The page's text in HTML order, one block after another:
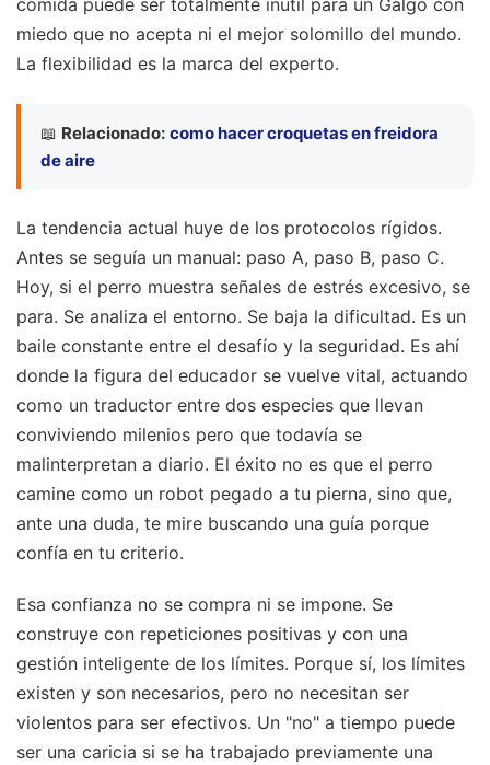
comida puede ser totalmente inútil para un Galgo con
miedo que no acepta ni el mejor solomillo del mundo.
La flexibilidad es la marca del experto.
📖 Relacionado: como hacer croquetas en freidora
de aire
La tendencia actual huye de los protocolos rígidos.
Antes se seguía un manual: paso A, paso B, paso C.
Hoy, si el perro muestra señales de estrés excesivo, se
para. Se analiza el entorno. Se baja la dificultad. Es un
baile constante entre el desafío y la seguridad. Es ahí
donde la figura del educador se vuelve vital, actuando
como un traductor entre dos especies que llevan
conviviendo milenios pero que todavía se
malinterpretan a diario. El éxito no es que el perro
camine como un robot pegado a tu pierna, sino que,
ante una duda, te mire buscando una guía porque
confía en tu criterio.
Esa confianza no se compra ni se impone. Se
construye con repeticiones positivas y con una
gestión inteligente de los límites. Porque sí, los límites
existen y son necesarios, pero no necesitan ser
violentos para ser efectivos. Un "no" a tiempo puede
ser una caricia si se ha trabajado previamente una